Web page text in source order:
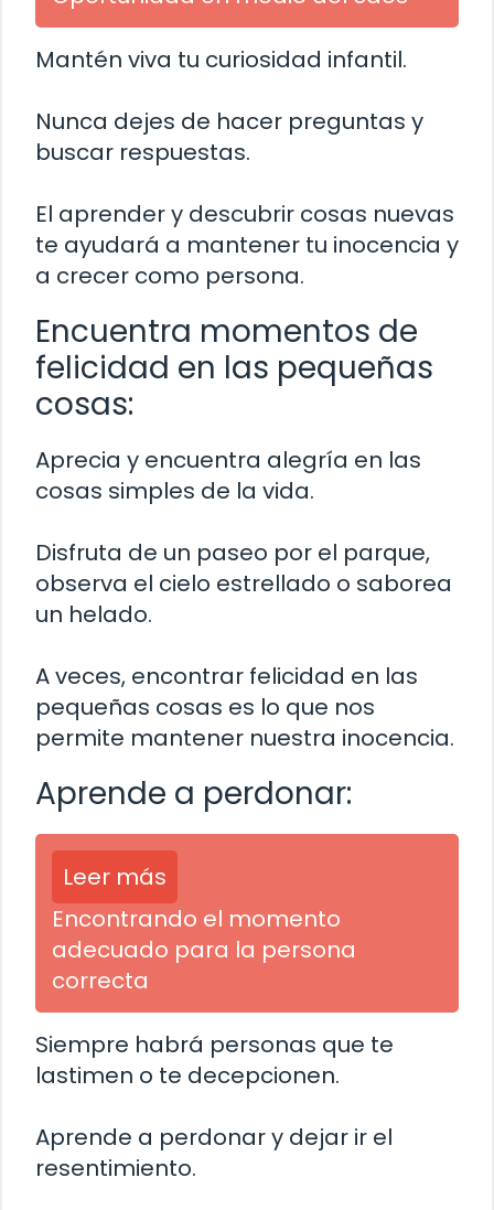
Mantén viva tu curiosidad infantil.
Nunca dejes de hacer preguntas y
buscar respuestas.
El aprender y descubrir cosas nuevas
te ayudará a mantener tu inocencia y
a crecer como persona.
Encuentra momentos de
felicidad en las pequeñas
cosas:
Aprecia y encuentra alegría en las
cosas simples de la vida.
Disfruta de un paseo por el parque,
observa el cielo estrellado o saborea
un helado.
A veces, encontrar felicidad en las
pequeñas cosas es lo que nos
permite mantener nuestra inocencia.
Aprende a perdonar:
Leer más
Encontrando el momento
adecuado para la persona
correcta
Siempre habrá personas que te
lastimen o te decepcionen.
Aprende a perdonar y dejar ir el
resentimiento.